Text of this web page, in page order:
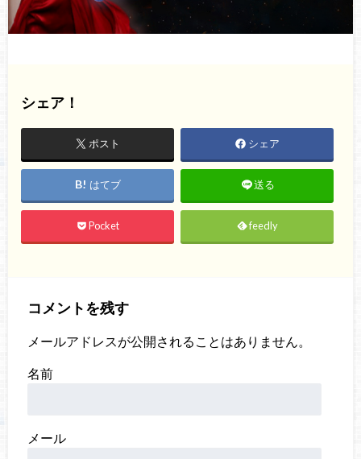
シェア！
ポスト シェア
はてブ 送る
Pocket feedly
コメントを残す
メールアドレスが公開されることはありません。
名前
メール